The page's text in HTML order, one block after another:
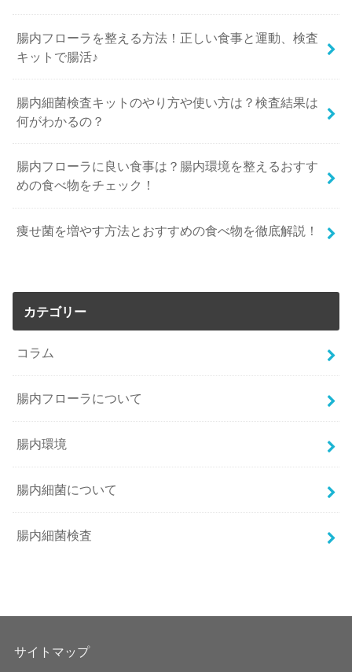
腸内フローラを整える方法！正しい食事と運動、検査
キットで腸活♪
腸内細菌検査キットのやり方や使い方は？検査結果は
何がわかるの？
腸内フローラに良い食事は？腸内環境を整えるおすす
めの食べ物をチェック！
痩せ菌を増やす方法とおすすめの食べ物を徹底解説！
カテゴリー
コラム
腸内フローラについて
腸内環境
腸内細菌について
腸内細菌検査
サイトマップ